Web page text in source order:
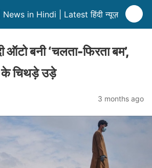
in Hindi | Latest हिंदी न्यूज़
बनी ‘चलता-फिरता बम’,
के चिथड़े उड़े
3 months ago